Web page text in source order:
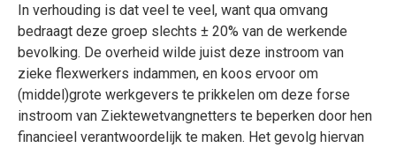
In verhouding is dat veel te veel, want qua omvang
bedraagt deze groep slechts ± 20% van de werkende
bevolking. De overheid wilde juist deze instroom van
zieke flexwerkers indammen, en koos ervoor om
(middel)grote werkgevers te prikkelen om deze forse
instroom van Ziektewetvangnetters te beperken door hen
financieel verantwoordelijk te maken. Het gevolg hiervan